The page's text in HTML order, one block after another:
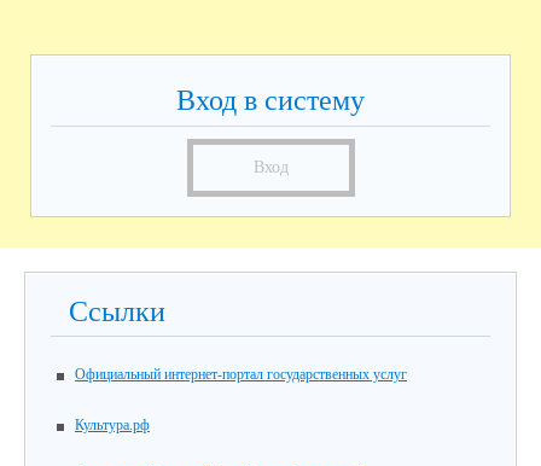
Вход в систему
Вход
Ссылки
Официальный интернет-портал государственных услуг
Культура.рф